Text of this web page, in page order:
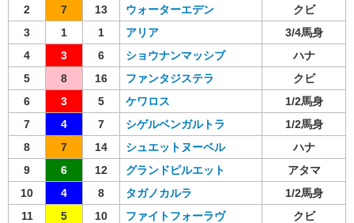
2
7 13 ウォーターエデン
クビ
3
1 1 アリア
3/4馬身
4
3 6 ショウナンマッシブ
ハナ
5
8 16 ファンタジステラ
クビ
6
3 5 ケワロス
1/2馬身
7
4 7 シゲルベンガルトラ
1/2馬身
8
7 14 シュエットヌーベル
ハナ
9
6 12 グランドピルエット
アタマ
10
4 8 タガノカルラ
1/2馬身
11
5 10 ファイトフォーラヴ
クビ